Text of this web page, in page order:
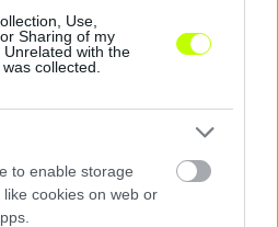
Use,
Sharing of my
with the
collected.
to enable storage
cookies on web or
a Fradit a
a kispadon ülje ki szerződésének
2025.08.10.